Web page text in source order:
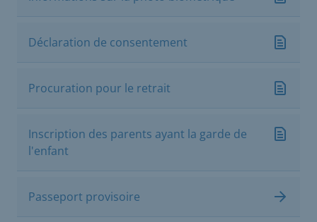
Déclaration de consentement
Procuration pour le retrait
Inscription des parents ayant la garde de
l'enfant
Passeport provisoire